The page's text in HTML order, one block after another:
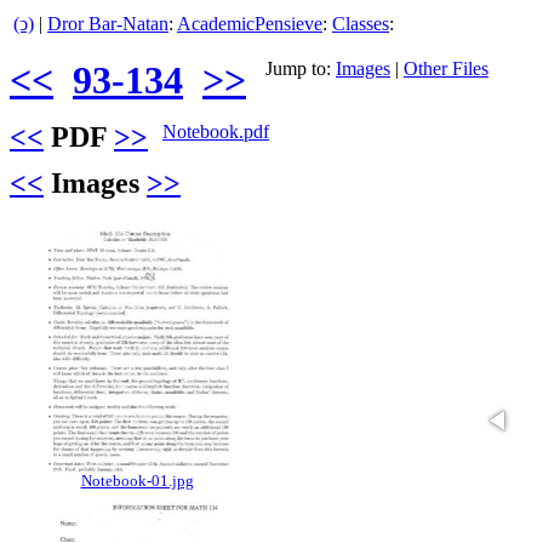
(ↄ) | Dror Bar-Natan: AcademicPensieve: Classes:
<< 93-134 >> Jump to: Images | Other Files
<< PDF >> Notebook.pdf
<< Images >>
Notebook-01.jpg